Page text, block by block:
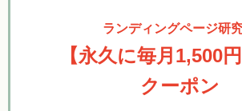
ランディングページ研
【永久に毎月1,500円
クーポン